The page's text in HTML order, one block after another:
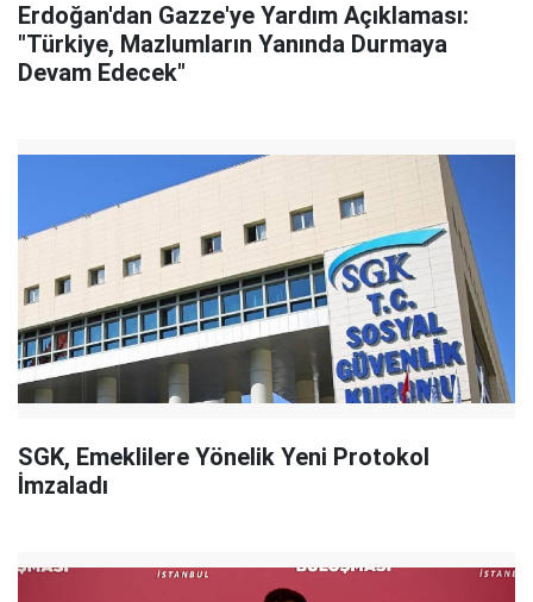
Erdoğan'dan Gazze'ye Yardım Açıklaması:
"Türkiye, Mazlumların Yanında Durmaya
Devam Edecek"
SGK, Emeklilere Yönelik Yeni Protokol
İmzaladı